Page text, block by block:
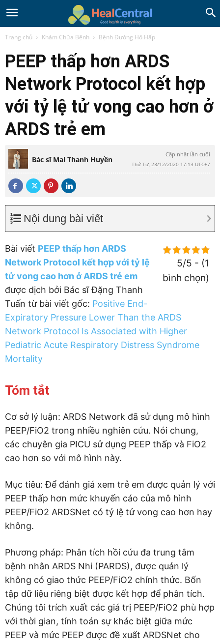
Trang chủ Khám Chữa Bệnh Bệnh Đường Hô Hấp
PEEP thấp hơn ARDS
Network Protocol kết hợp
với tỷ lệ tử vong cao hơn ở
ARDS trẻ em
Bác sĩ Mai Thanh Huyền
Cập nhật lần cuối
Thứ Tư, 23/12/2020 17:13 UTC+7
Nội dung bài viết
5/5 - (1
bình chọn)
Bài viết PEEP thấp hơn ARDS
Network Protocol kết hợp với tỷ lệ
tử vong cao hơn ở ARDS trẻ em
được dịch bởi Bác sĩ Đặng Thanh
Tuấn từ bài viết gốc: Positive End-
Expiratory Pressure Lower Than the ARDS
Network Protocol Is Associated with Higher
Pediatric Acute Respiratory Distress Syndrome
Mortality
Tóm tắt
Cơ sở lý luận: ARDS Network đã sử dụng mô hình
PEEP/FiO2 trong nhiều nghiên cứu. Nói chung,
các chuyên gia PICU sử dụng PEEP thấp và FiO2
cao hơn so với mô hình này.
Mục tiêu: Để đánh giá xem trẻ em được quản lý với
PEEP thấp hơn mức khuyến cáo của mô hình
PEEP/FiO2 ARDSNet có tỷ lệ tử vong cao hơn hay
không.
Phương pháp: Phân tích hồi cứu đa trung tâm
bệnh nhân ARDS Nhi (PARDS), được quản lý
không có giao thức PEEP/FiO2 chính thức. Bốn
tập dữ liệu riêng biệt được kết hợp để phân tích.
Chúng tôi trích xuất các giá trị PEEP/FiO2 phù hợp
với thời gian, tính toán sự khác biệt giữa mức
PEEP và mức PEEP được đề xuất ARDSNet cho